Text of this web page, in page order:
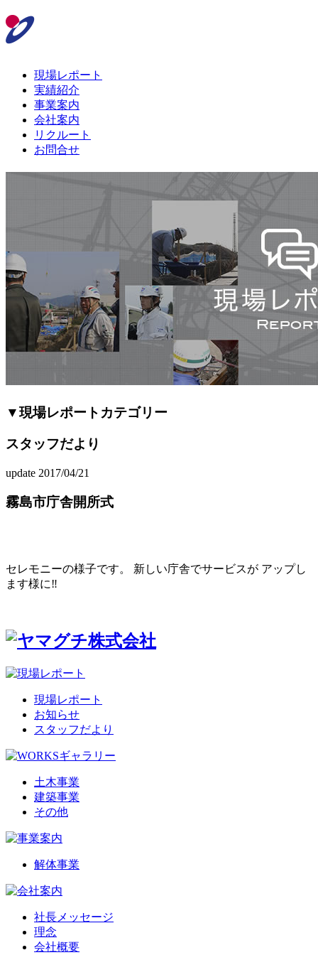
現場レポート
実績紹介
事業案内
会社案内
リクルート
お問合せ
▼現場レポートカテゴリー
スタッフだより
update 2017/04/21
霧島市庁舎開所式
セレモニーの様子です。 新しい庁舎でサービスが アップし
ます様に‼️
現場レポート
お知らせ
スタッフだより
土木事業
建築事業
その他
解体事業
社長メッセージ
理念
会社概要